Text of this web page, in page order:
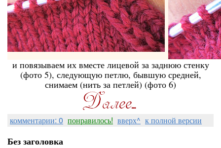
и повязываем их вместе лицевой за заднюю стенку
(фото 5), следующую петлю, бывшую средней,
снимаем (нить за петлей) (фото 6)
комментарии: 0 понравилось! вверх^ к полной версии
Без заголовка